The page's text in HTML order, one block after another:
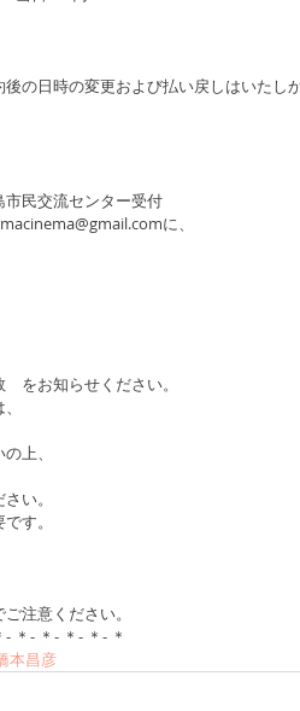
の日時の変更および払い戻しはいたし
市民交流センター受付
に、
をお知らせください。
上、
い。
す。
注意ください。
＊- ＊- ＊- ＊- ＊
本昌彦